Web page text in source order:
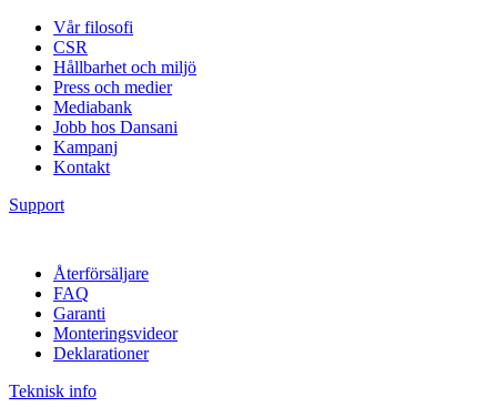
Vår filosofi
CSR
Hållbarhet och miljö
Press och medier
Mediabank
Jobb hos Dansani
Kampanj
Kontakt
Support
Återförsäljare
FAQ
Garanti
Monteringsvideor
Deklarationer
Teknisk info